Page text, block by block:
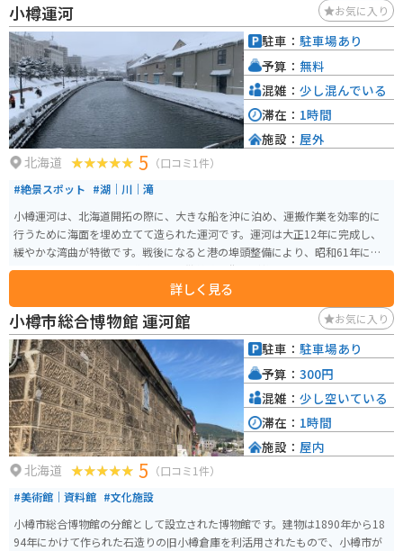
小樽運河 お気に入り
北海道 5 （口コミ1件）
#絶景スポット #湖｜川｜滝
小樽運河は、北海道開拓の際に、大きな船を沖に泊め、運搬作業を効率的に
行うために海面を埋め立てて造られた運河です。運河は大正12年に完成し、
緩やかな湾曲が特徴です。戦後になると港の埠頭整備により、昭和61年に一
部を埋立て、幅の半分を道路として散策路や街園が整備されました。運河は1
140mで、道道臨港線に沿った部分は20m、北部は40mです。 散策路には63
基のガス灯が設置され、夕暮れ時にガス灯とともに石造倉庫群がライトアッ
プされています。石造りの倉庫群や歴史的建造物が運河沿いに点在していて、
夕暮れ時にガス燈の火が灯りはじめるとロマンチックな雰囲気を醸し出しま
す。周辺には倉庫を改築したレトロなレストランなどもあり観光スポットと
しても人気があります。
詳しく見る
駐車： 駐車場あり
予算： 無料
混雑： 少し混んでいる
滞在： 1時間
施設： 屋外
小樽市総合博物館 運河館 お気に入り
北海道 5 （口コミ1件）
#美術館｜資料館 #文化施設
小樽市総合博物館の分館として設立された博物館です。建物は1890年から18
94年にかけて作られた石造りの旧小樽倉庫を利活用されたもので、小樽市が
駐車： 駐車場あり
予算： 300円
混雑： 少し空いている
滞在： 1時間
施設： 屋内